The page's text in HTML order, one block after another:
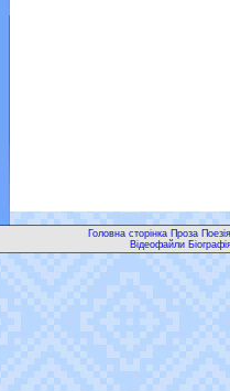
Головна сторінка Проза
Відеофайли